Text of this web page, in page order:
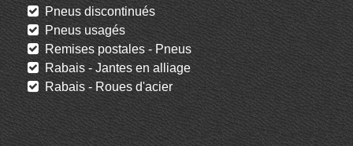
Pneus discontinués
Pneus usagés
Remises postales - Pneus
Rabais - Jantes en alliage
Rabais - Roues d'acier